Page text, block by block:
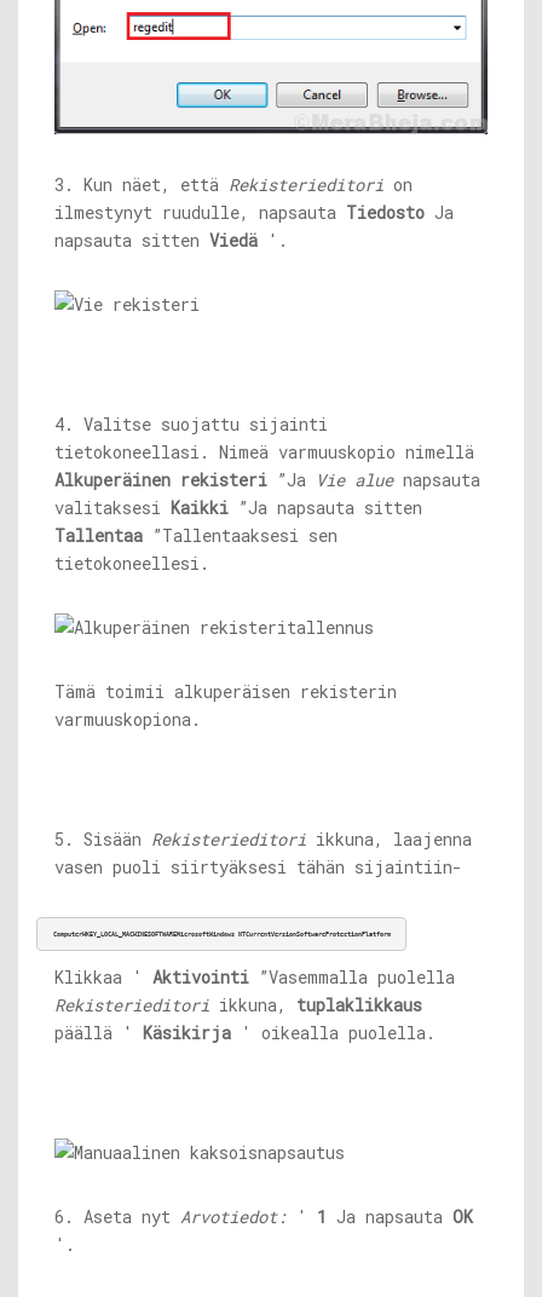
3. Kun näet, että Rekisterieditori on
ilmestynyt ruudulle, napsauta Tiedosto Ja
napsauta sitten Viedä '.
4. Valitse suojattu sijainti
tietokoneellasi. Nimeä varmuuskopio nimellä
Alkuperäinen rekisteri ”Ja Vie aluenapsauta
valitaksesi Kaikki ”Ja napsauta sitten
Tallentaa ”Tallentaaksesi sen
tietokoneellesi.
Tämä toimii alkuperäisen rekisterin
varmuuskopiona.
5. Sisään Rekisterieditori ikkuna, laajenna
vasen puoli siirtyäksesi tähän sijaintiin-
ComputerHKEY_LOCAL_MACHINESOFTWAREMicrosoftWindows NTCurrentVersionSoftwareProtectionPlatform
Klikkaa ' Aktivointi ”Vasemmalla puolella
Rekisterieditori ikkuna, tuplaklikkaus
päällä ' Käsikirja ' oikealla puolella.
6. Aseta nyt Arvotiedot: ' 1 Ja napsauta OK
'.